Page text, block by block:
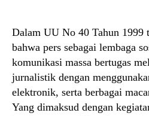
Dalam UU No 40 Tahun 1999
bahwa pers sebagai lembaga
komunikasi massa bertugas
jurnalistik dengan
elektronik, serta berbagai
Yang dimaksud dengan